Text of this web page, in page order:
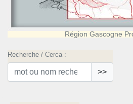
Région Gascogne
Recherche / Cerca :
>>